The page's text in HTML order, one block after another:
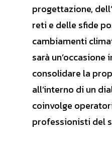
progettazione,
reti e delle sfide
cambiamenti
sarà
consolidare la
all’interno di un
coinvolge
professionisti del